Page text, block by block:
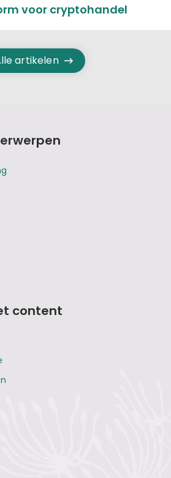
voor cryptohandel
artikelen
content